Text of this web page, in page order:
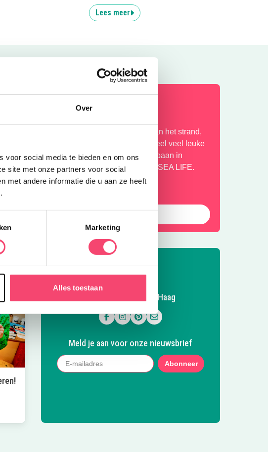
Over
voor social media te bieden en om ons
site met onze partners voor social
met andere informatie die u aan ze heeft
Marketing
Alles toestaan
Lees meer
In Den Haag geniet je met kids van het strand,
de winkels in de binnenstad en heel veel leuke
attracties. Van een ritje in de achtbaan in
Drievliet tot onderwater duiken in SEA LIFE.
Perfect voor een heuse citytrip!
Volg Kidsproof Den Haag
Volg ons op Facebook
Volg ons op Instagram
Volg ons op Pinterest
Mail ons
Meld je aan voor onze nieuwsbrief
Abonneer